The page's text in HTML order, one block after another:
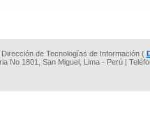
de Tecnologías de Información (
No 1801, San Miguel, Lima - Perú |